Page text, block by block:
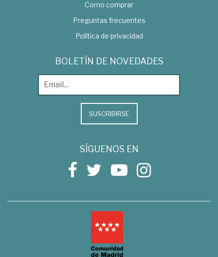
Como comprar
Preguntas frecuentes
Política de privacidad
BOLETÍN DE NOVEDADES
SUSCRIBIRSE
SÍGUENOS EN